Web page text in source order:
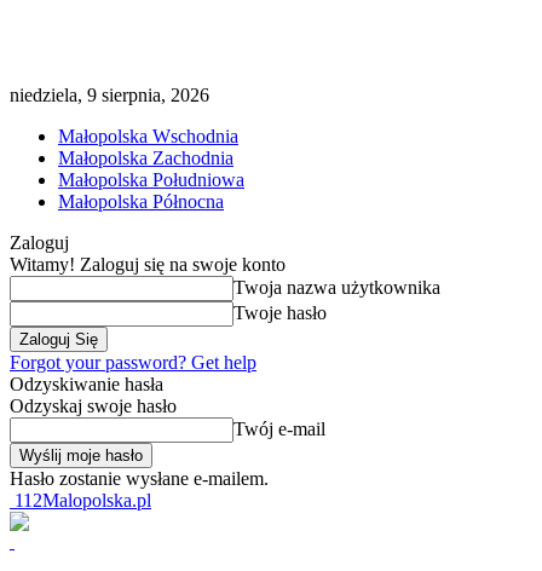
niedziela, 9 sierpnia, 2026
Małopolska Wschodnia
Małopolska Zachodnia
Małopolska Południowa
Małopolska Północna
Zaloguj
Witamy! Zaloguj się na swoje konto
Twoja nazwa użytkownika
Twoje hasło
Forgot your password? Get help
Odzyskiwanie hasła
Odzyskaj swoje hasło
Twój e-mail
Hasło zostanie wysłane e-mailem.
112Malopolska.pl